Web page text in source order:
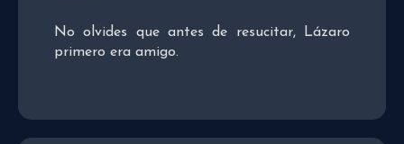
No olvides que antes de resucitar, Lázaro
primero era amigo.